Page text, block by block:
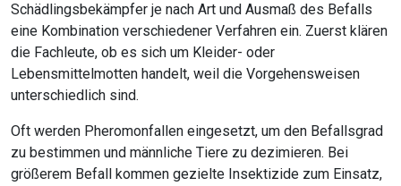
Schädlingsbekämpfer je nach Art und Ausmaß des Befalls
eine Kombination verschiedener Verfahren ein. Zuerst klären
die Fachleute, ob es sich um Kleider- oder
Lebensmittelmotten handelt, weil die Vorgehensweisen
unterschiedlich sind.
Oft werden Pheromonfallen eingesetzt, um den Befallsgrad
zu bestimmen und männliche Tiere zu dezimieren. Bei
größerem Befall kommen gezielte Insektizide zum Einsatz,